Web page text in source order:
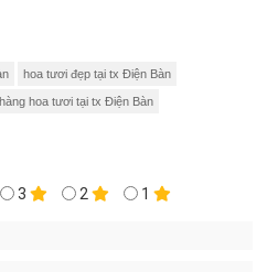
hoa tươi đẹp tại tx Điện Bàn
hoa tươi tại tx Điện Bàn
3 2 1